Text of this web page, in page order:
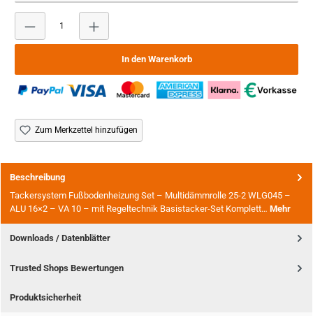
Produkt Anzahl: Gib den gewünschten Wert ein oder
In den Warenkorb
Zum Merkzettel hinzufügen
Beschreibung
Tackersystem Fußbodenheizung Set – Multidämmrolle 25-2 WLG045 –
ALU 16×2 – VA 10 – mit Regeltechnik Basistacker-Set Komplett… Mehr
Downloads / Datenblätter
Trusted Shops Bewertungen
Produktsicherheit